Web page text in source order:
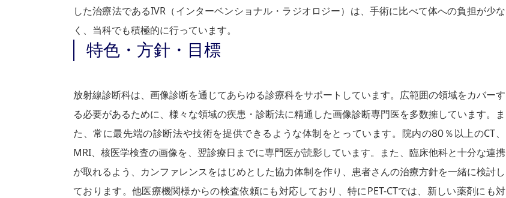
した治療法であるIVR（インターベンショナル・ラジオロジー）は、手術に比べて体への負担が少な
く、当科でも積極的に行っています。
特色・方針・目標
放射線診断科は、画像診断を通じてあらゆる診療科をサポートしています。広範囲の領域をカバーす
る必要があるために、様々な領域の疾患・診断法に精通した画像診断専門医を多数擁しています。ま
た、常に最先端の診断法や技術を提供できるような体制をとっています。院内の80％以上のCT、
MRI、核医学検査の画像を、翌診療日までに専門医が読影しています。また、臨床他科と十分な連携
が取れるよう、カンファレンスをはじめとした協力体制を作り、患者さんの治療方針を一緒に検討し
ております。他医療機関様からの検査依頼にも対応しており、特にPET-CTでは、新しい薬剤にも対